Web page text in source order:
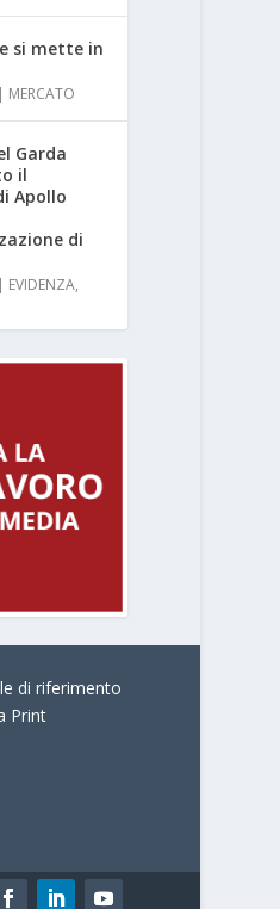
si mette in
| MERCATO
Garda
il
Apollo
di
| EVIDENZA,
di riferimento
Print